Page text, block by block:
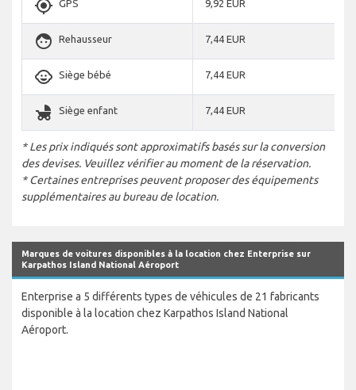
gps_fixed GPS 9,92 EUR
face Rehausseur 7,44 EUR
child_care Siège bébé 7,44 EUR
child_friendly Siège enfant 7,44 EUR
* Les prix indiqués sont approximatifs basés sur la conversion
des devises. Veuillez vérifier au moment de la réservation.
* Certaines entreprises peuvent proposer des équipements
supplémentaires au bureau de location.
Marques de voitures disponibles à la location chez Enterprise sur
Karpathos Island National Aéroport
Enterprise a 5 différents types de véhicules de 21 fabricants
disponible à la location chez Karpathos Island National
Aéroport.